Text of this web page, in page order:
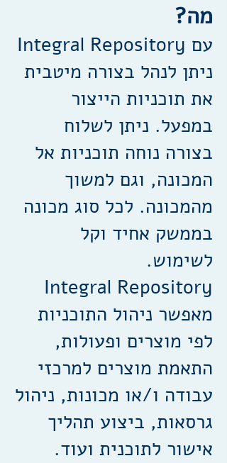
מה?
עם Integral Repository
ניתן לנהל בצורה מיטבית
את תוכניות הייצור
במפעל. ניתן לשלוח
בצורה נוחה תוכניות אל
המכונה, וגם למשוך
מהמכונה. לכל סוג מכונה
בממשק אחיד וקל
לשימוש.
Integral Repository
מאפשר ניהול התוכניות
לפי מוצרים ופעולות,
התאמת מוצרים למרכזי
עבודה ו/או מכונות, ניהול
גרסאות, ביצוע תהליך
אישור לתוכנית ועוד.